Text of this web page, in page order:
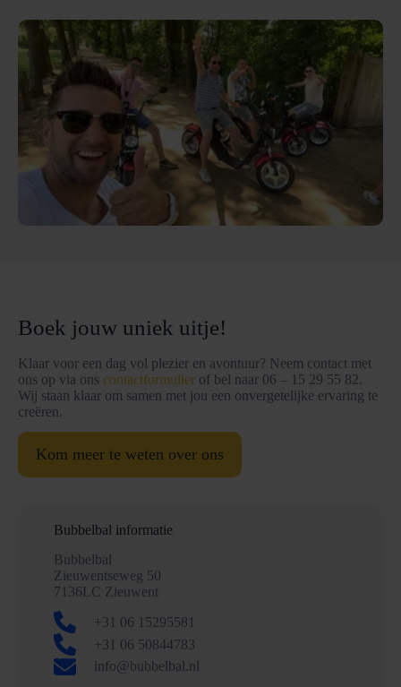
Bubbelbal informatie
Bubbelbal
Zieuwentseweg 50
7136LC Zieuwent
+31 06 15295581
+31 06 50844783
info@bubbelbal.nl
Boek jouw uniek uitje!
Klaar voor een dag vol plezier en avontuur? Neem contact met
ons op via ons contactformulier of bel naar 06 – 15 29 55 82.
Wij staan klaar om samen met jou een onvergetelijke ervaring te
creëren.
Kom meer te weten over ons